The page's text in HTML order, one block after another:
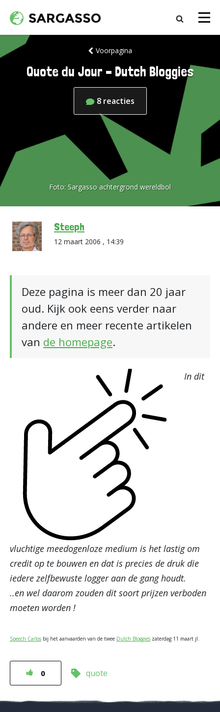
Voorpagina
Quote du Jour – Dutch Bloggies
8 reacties
Foto: Sargasso achtergrond wereldbol
Steeph
12 maart 2006 , 14:39
Deze pagina is meer dan 20 jaar
oud. Kijk ook eens verder naar
andere en meer recente artikelen
van de homepage.
In dit
vluchtige meedogenloze medium is het lastig om
credit op te bouwen en dat is precies de druk die
iedere zelfbewuste logger aan de gang houdt.
..en wel daarom zouden dit soort prijzen verboden
moeten worden !
Speech Carlos bij het aanvaarden van de twee Dutch Bloggies zaterdag 11 maart jl.
0 quote